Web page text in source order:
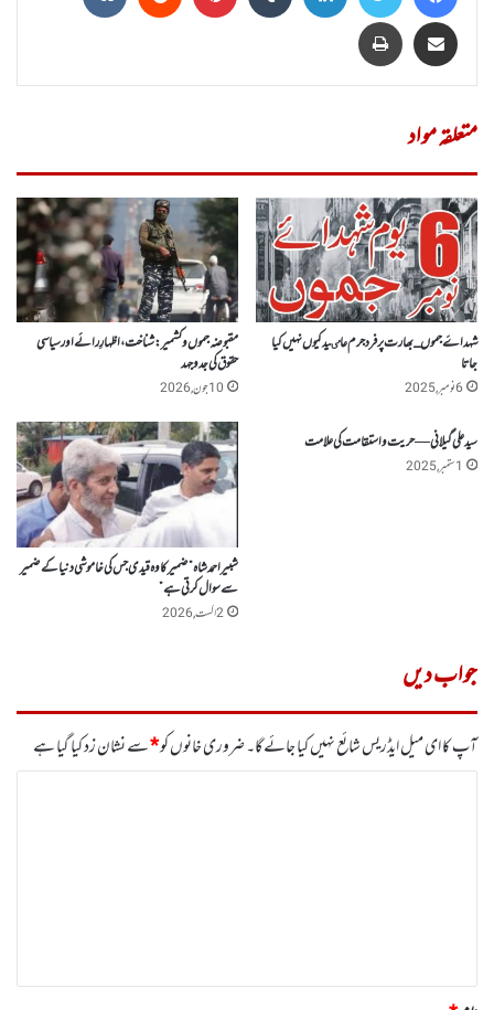
Share via Email
پرنٹ
متعلقہ مواد
شہداۓ جموں _ بھارت پر فرد جرم عاٸید کیوں نہیں کیا
جاتا
6 نومبر, 2025
مقبوضہ جموں و کشمیر : شناخت، اظہارِ رائے اور سیاسی
حقوق کی جدوجہد
10 جون, 2026
سید علی گیلانی — حریت و استقامت کی علامت
1 ستمبر, 2025
شبیر احمد شاہ ”ضمیر کا وہ قیدی جس کی خاموشی دنیا کے ضمیر
سے سوال کرتی ہے”
2 اگست, 2026
جواب دیں
آپ کا ای میل ایڈریس شائع نہیں کیا جائے گا۔ضروری خانوں کو*سے نشان زد کیا گیا ہے